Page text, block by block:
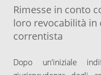
Rimesse in conto
loro revocabilità in
correntista
Dopo un'iniziale